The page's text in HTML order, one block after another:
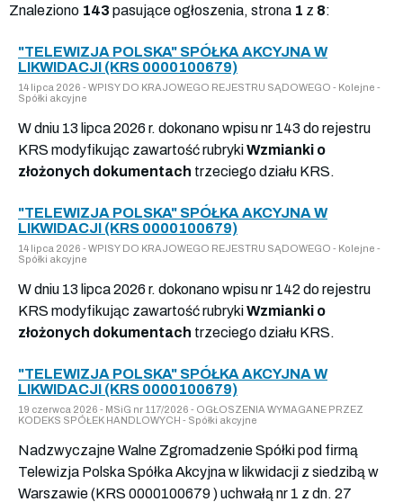
Znaleziono 143 pasujące ogłoszenia, strona 1 z 8:
"TELEWIZJA POLSKA" SPÓŁKA AKCYJNA W
LIKWIDACJI (KRS 0000100679)
14 lipca 2026 - WPISY DO KRAJOWEGO REJESTRU SĄDOWEGO - Kolejne -
Spółki akcyjne
W dniu 13 lipca 2026 r. dokonano wpisu nr 143 do rejestru
KRS modyfikując zawartość rubrykiWzmianki o
złożonych dokumentach trzeciego działu KRS.
"TELEWIZJA POLSKA" SPÓŁKA AKCYJNA W
LIKWIDACJI (KRS 0000100679)
14 lipca 2026 - WPISY DO KRAJOWEGO REJESTRU SĄDOWEGO - Kolejne -
Spółki akcyjne
W dniu 13 lipca 2026 r. dokonano wpisu nr 142 do rejestru
KRS modyfikując zawartość rubrykiWzmianki o
złożonych dokumentach trzeciego działu KRS.
"TELEWIZJA POLSKA" SPÓŁKA AKCYJNA W
LIKWIDACJI (KRS 0000100679)
19 czerwca 2026 - MSiG nr 117/2026 - OGŁOSZENIA WYMAGANE PRZEZ
KODEKS SPÓŁEK HANDLOWYCH - Spółki akcyjne
Nadzwyczajne Walne Zgromadzenie Spółki pod firmą
Telewizja Polska Spółka Akcyjna w likwidacji z siedzibą w
Warszawie (KRS 0000100679 ) uchwałą nr 1 z dn. 27